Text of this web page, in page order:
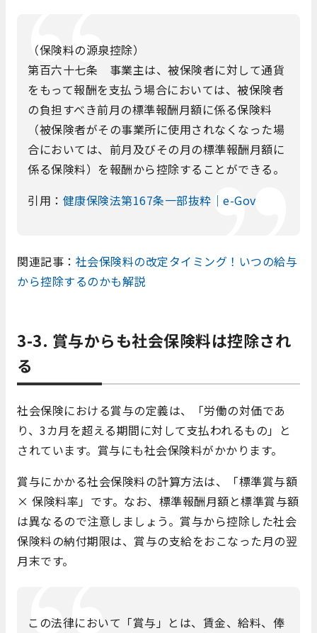
（保険料の源泉控除）
第百六十七条 事業主は、被保険者に対して通貨
をもって報酬を支払う場合においては、被保険者
の負担すべき前月の標準報酬月額に係る保険料
（被保険者がその事業所に使用されなくなった場
合においては、前月及びその月の標準報酬月額に
係る保険料）を報酬から控除することができる。
引用： 健康保険法第167条一部抜粋｜e-Gov
関連記事： 社会保険料の改定タイミング！いつの給与
から控除するのかも解説
3-3. 賞与からも社会保険料は控除され
る
社会保険における賞与の定義は、「労働の対価であ
り、3カ月を超える期間に対して支払われるもの」と
されています。賞与にも社会保険料がかかります。
賞与にかかる社会保険料の計算方法は、「標準賞与額
× 保険料率」です。なお、標準報酬月額と標準賞与額
は異なるので注意しましょう。賞与から控除した社会
保険料の納付期限は、賞与の支給をおこなった月の翌
月末です。
この法律において「賞与」とは、賃金、給料、俸